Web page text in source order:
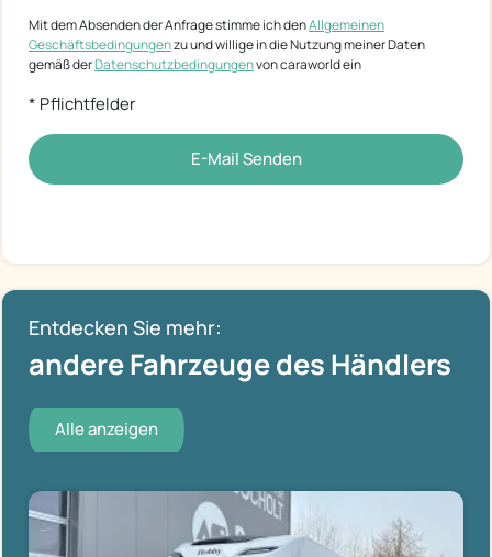
Mit dem Absenden der Anfrage stimme ich denAllgemeinen
Geschäftsbedingungenzu und willige in die Nutzung meiner Daten
gemäß derDatenschutzbedingungenvon caraworld ein
* Pflichtfelder
E-Mail Senden
Entdecken Sie mehr:
andere Fahrzeuge des Händlers
Alle anzeigen